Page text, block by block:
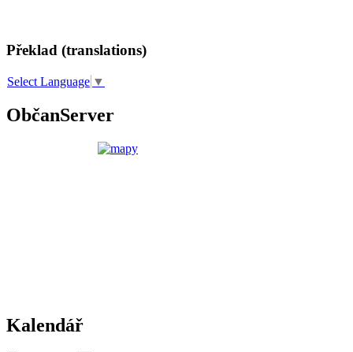
Překlad (translations)
Select Language ▼
ObčanServer
Kalendář